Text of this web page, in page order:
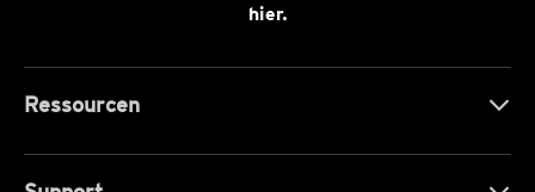
hier.
Ressourcen